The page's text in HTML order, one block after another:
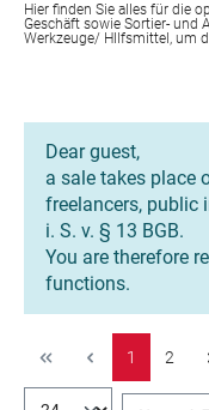
Hier finden Sie alles für die
Geschäft sowie Sortier- und
Werkzeuge/ HIlfsmittel, um
Dear guest,
a sale takes place
freelancers, public
i. S. v. § 13 BGB.
You are therefore
functions.
1 2